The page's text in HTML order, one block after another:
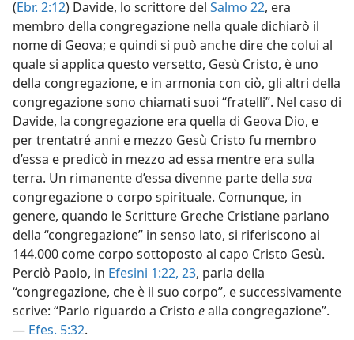
(Ebr. 2:12) Davide, lo scrittore del Salmo 22, era
membro della congregazione nella quale dichiarò il
nome di Geova; e quindi si può anche dire che colui al
quale si applica questo versetto, Gesù Cristo, è uno
della congregazione, e in armonia con ciò, gli altri della
congregazione sono chiamati suoi “fratelli”. Nel caso di
Davide, la congregazione era quella di Geova Dio, e
per trentatré anni e mezzo Gesù Cristo fu membro
d’essa e predicò in mezzo ad essa mentre era sulla
terra. Un rimanente d’essa divenne parte della sua
congregazione o corpo spirituale. Comunque, in
genere, quando le Scritture Greche Cristiane parlano
della “congregazione” in senso lato, si riferiscono ai
144.000 come corpo sottoposto al capo Cristo Gesù.
Perciò Paolo, in Efesini 1:22, 23, parla della
“congregazione, che è il suo corpo”, e successivamente
scrive: “Parlo riguardo a Cristo ealla congregazione”.
— Efes. 5:32.